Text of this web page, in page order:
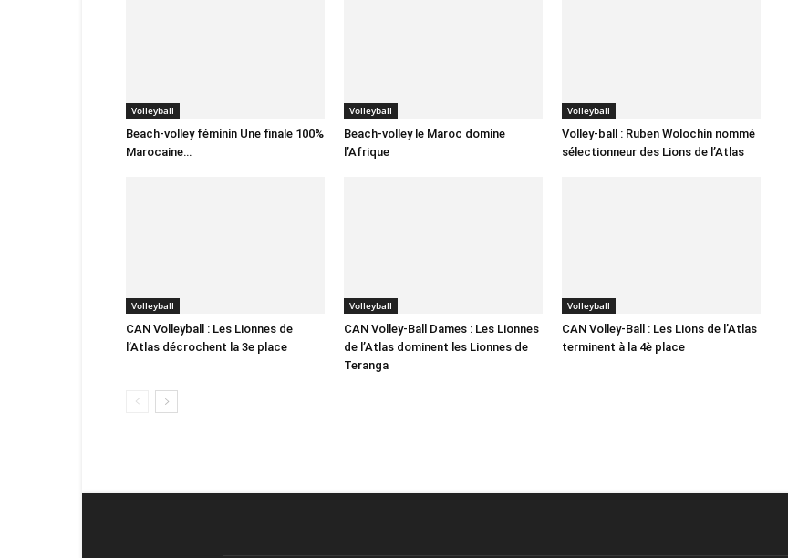
Volleyball
Beach-volley féminin Une finale 100%
Marocaine…
Volleyball
Beach-volley le Maroc domine
l’Afrique
Volleyball
Volley-ball : Ruben Wolochin nommé
sélectionneur des Lions de l’Atlas
Volleyball
CAN Volleyball : Les Lionnes de
l’Atlas décrochent la 3e place
Volleyball
CAN Volley-Ball Dames : Les Lionnes
de l’Atlas dominent les Lionnes de
Teranga
Volleyball
CAN Volley-Ball : Les Lions de l’Atlas
terminent à la 4è place